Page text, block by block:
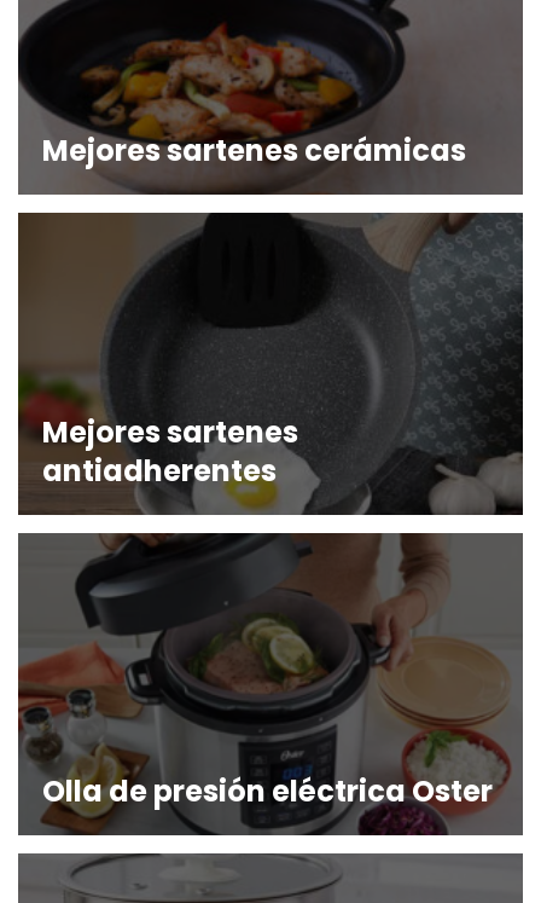
Mejores sartenes cerámicas
Mejores sartenes
antiadherentes
Olla de presión eléctrica Oster